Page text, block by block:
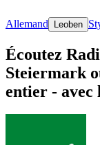
Allemand Leoben
Écoutez
Steiermark
entier -